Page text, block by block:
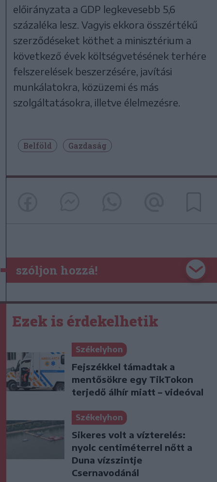
előirányzata a GDP legkevesebb 5,6
százaléka lesz. Vagyis ekkora összértékű
szerződéseket köthet a minisztérium a
következő évek költségvetésének terhére
felszerelések beszerzésére, javítási
munkálatokra, közüzemi és más
szolgáltatásokra, illetve élelmezésre.
Belföld Gazdaság
szóljon hozzá!
Ezek is érdekelhetik
Székelyhon
Fejszékkel támadtak a
mentősökre egy TikTokon
terjedő álhír miatt – videóval
Székelyhon
Sikeres volt a vízterelés:
nyolc centiméterrel nőtt a
Duna vízszintje
Csernavodánál